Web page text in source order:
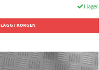
I lager.